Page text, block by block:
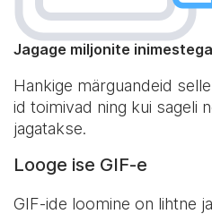
Jagage miljonite inimestega
Hankige märguandeid
id toimivad ning kui sageli
jagatakse.
Looge ise GIF-e
GIF-ide loomine on lihtne